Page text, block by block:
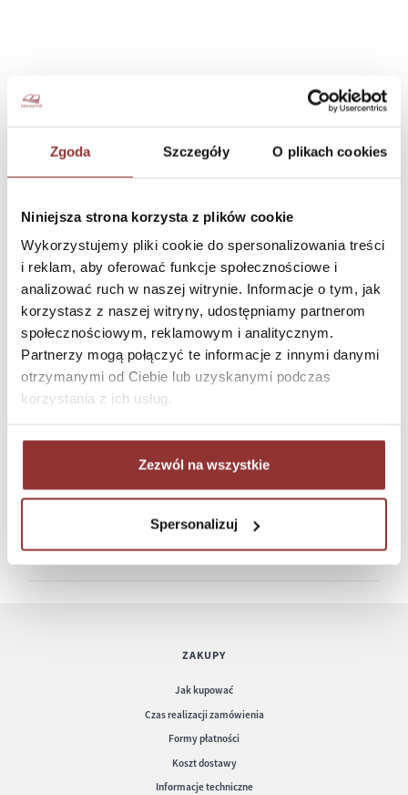
Zgoda Szczegóły O plikach cookies
Niniejsza strona korzysta z plików cookie
Wykorzystujemy pliki cookie do spersonalizowania treści
i reklam, aby oferować funkcje społecznościowe i
analizować ruch w naszej witrynie. Informacje o tym, jak
korzystasz z naszej witryny, udostępniamy partnerom
społecznościowym, reklamowym i analitycznym.
Partnerzy mogą połączyć te informacje z innymi danymi
otrzymanymi od Ciebie lub uzyskanymi podczas
korzystania z ich usług.
Zezwól na wszystkie
Spersonalizuj
Płatnik kelnerski "Szkatułka" z
ekoskóry
Płatnik kelnerski "Szkatułka" z
drewna
Etui na rachunek kelnerski
ZAKUPY
Jak kupować
Czas realizacji zamówienia
Formy płatności
Koszt dostawy
Informacje techniczne